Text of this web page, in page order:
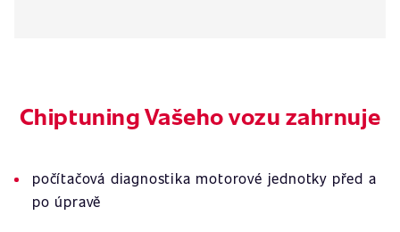
Chiptuning Vašeho vozu zahrnuje
počítačová diagnostika motorové jednotky před a
po úpravě